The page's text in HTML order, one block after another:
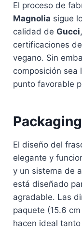
El proceso de
Magnolia sigue
calidad de Gucci
certificaciones
vegano. Sin
composición sea
punto favorable
Packaging
El diseño del
elegante y
y un sistema de
está diseñado
agradable. Las
paquete (15.6
hacen ideal